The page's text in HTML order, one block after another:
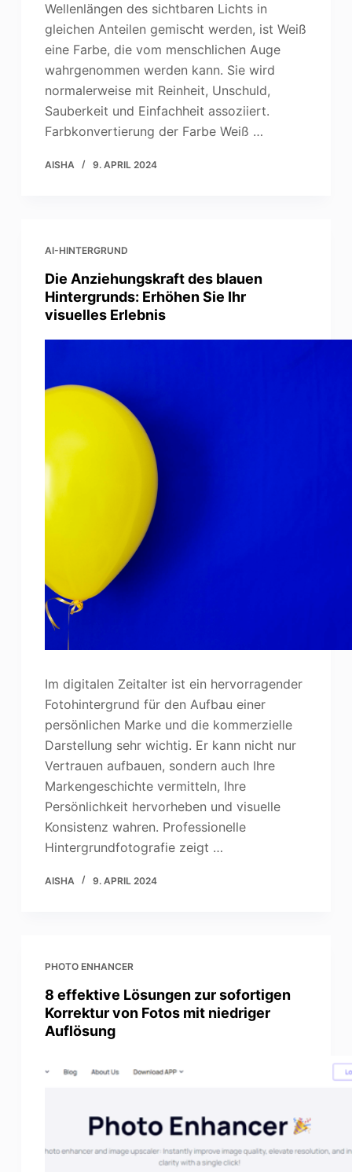
Wellenlängen des sichtbaren Lichts in
gleichen Anteilen gemischt werden, ist Weiß
eine Farbe, die vom menschlichen Auge
wahrgenommen werden kann. Sie wird
normalerweise mit Reinheit, Unschuld,
Sauberkeit und Einfachheit assoziiert.
Farbkonvertierung der Farbe Weiß …
AISHA 9. APRIL 2024
AI-HINTERGRUND
Die Anziehungskraft des blauen
Hintergrunds: Erhöhen Sie Ihr
visuelles Erlebnis
Im digitalen Zeitalter ist ein hervorragender
Fotohintergrund für den Aufbau einer
persönlichen Marke und die kommerzielle
Darstellung sehr wichtig. Er kann nicht nur
Vertrauen aufbauen, sondern auch Ihre
Markengeschichte vermitteln, Ihre
Persönlichkeit hervorheben und visuelle
Konsistenz wahren. Professionelle
Hintergrundfotografie zeigt …
AISHA 9. APRIL 2024
PHOTO ENHANCER
8 effektive Lösungen zur sofortigen
Korrektur von Fotos mit niedriger
Auflösung